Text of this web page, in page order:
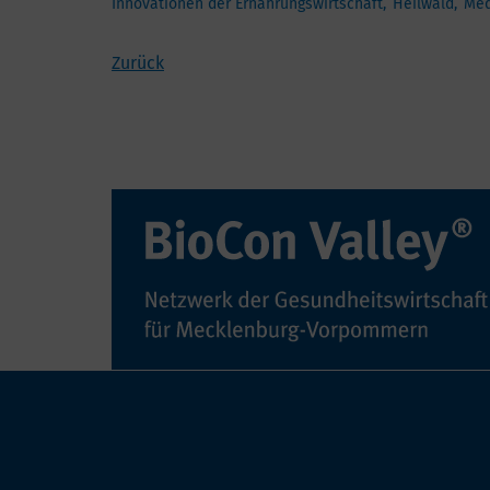
Innovationen der Ernährungswirtschaft Heilwald
Zurück